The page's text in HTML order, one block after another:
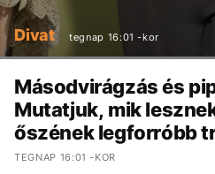
Divat tegnap 16:01 -kor
Másodvirágzás és
Mutatjuk, mik
őszének legforróbb
TEGNAP 16:01 -KOR